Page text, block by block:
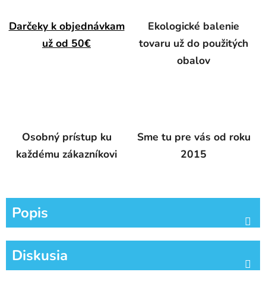
Darčeky k objednávkam
už od 50€
Ekologické balenie
tovaru už do použitých
obalov
Osobný prístup ku
každému zákazníkovi
Sme tu pre vás od roku
2015
Popis
Diskusia